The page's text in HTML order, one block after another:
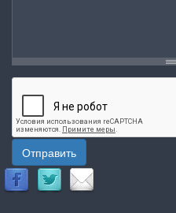
Отправить